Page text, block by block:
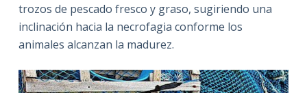
trozos de pescado fresco y graso, sugiriendo una
inclinación hacia la necrofagia conforme los
animales alcanzan la madurez.